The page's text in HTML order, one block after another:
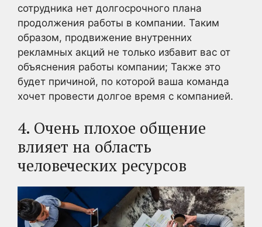
сотрудника нет долгосрочного плана
продолжения работы в компании. Таким
образом, продвижение внутренних
рекламных акций не только избавит вас от
объяснения работы компании; Также это
будет причиной, по которой ваша команда
хочет провести долгое время с компанией.
4. Очень плохое общение
влияет на область
человеческих ресурсов